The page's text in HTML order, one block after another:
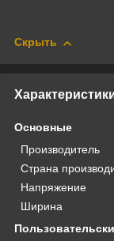
Скрыть
Основные
Производитель
Страна
Напряжение
Ширина